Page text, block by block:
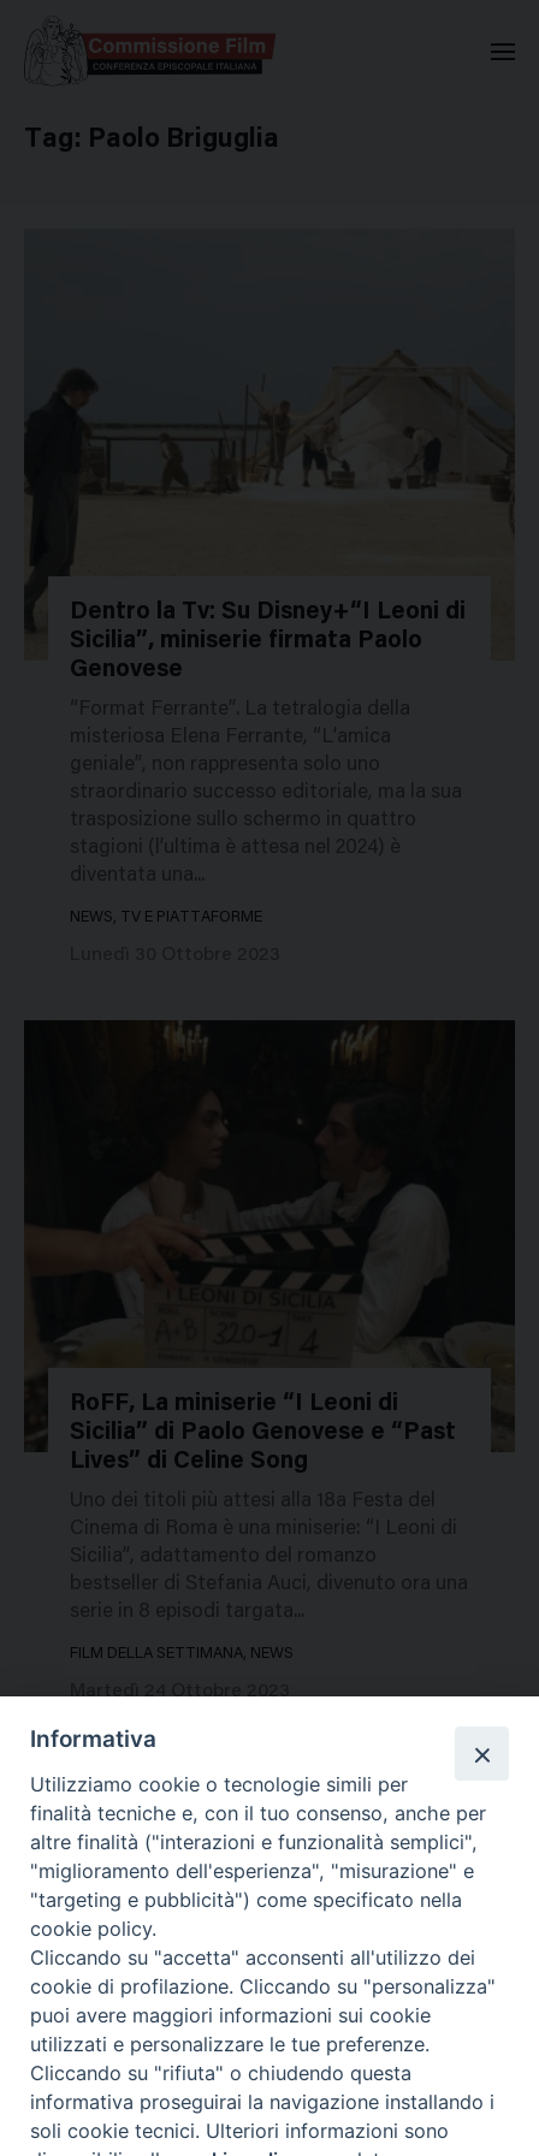
Tag: Paolo Briguglia
238364
Dentro la Tv: Su Disney+“I Leoni di
Sicilia”, miniserie firmata Paolo
Genovese
“Format Ferrante”. La tetralogia della
misteriosa Elena Ferrante, “L’amica
geniale”, non rappresenta solo uno
straordinario successo editoriale, ma la sua
trasposizione sullo schermo in quattro
stagioni (l’ultima è attesa nel 2024) è
diventata una...
NEWS, TV E PIATTAFORME
237381
RoFF, La miniserie “I Leoni di
Sicilia” di Paolo Genovese e “Past
Lives” di Celine Song
Uno dei titoli più attesi alla 18a Festa del
Cinema di Roma è una miniserie: “I Leoni di
Sicilia”, adattamento del romanzo
bestseller di Stefania Auci, divenuto ora una
serie in 8 episodi targata...
FILM DELLA SETTIMANA, NEWS
Contatti & Info
C.ne Aurelia, 50 – 00165 Roma
Informativa
Utilizziamo cookie o tecnologie simili per
finalità tecniche e, con il tuo consenso, anche per
altre finalità ("interazioni e funzionalità semplici",
"miglioramento dell'esperienza", "misurazione" e
"targeting e pubblicità") come specificato nella
cookie policy.
Cliccando su "accetta" acconsenti all'utilizzo dei
cookie di profilazione. Cliccando su "personalizza"
puoi avere maggiori informazioni sui cookie
utilizzati e personalizzare le tue preferenze.
Cliccando su "rifiuta" o chiudendo questa
informativa proseguirai la navigazione installando i
soli cookie tecnici. Ulteriori informazioni sono